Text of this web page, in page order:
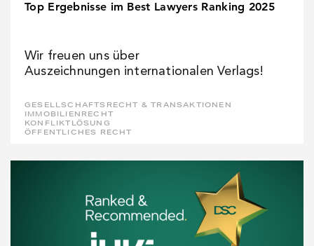
Top Ergebnisse im Best Lawyers Ranking 2025
Wir freuen uns über
Auszeichnungen internationalen Verlags!
GESELLSCHAFTSRECHT & TRANSAKTIONEN
IMMOBILIENRECHT
KONFLIKTLÖSUNG
ÖFFENTLICHES RECHT